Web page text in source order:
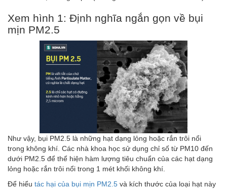
Xem hình 1: Định nghĩa ngắn gọn về bụi
mịn PM2.5
Như vậy, bụi PM2.5 là những hạt dạng lỏng hoặc rắn trôi nổi
trong không khí. Các nhà khoa học sử dụng chỉ số từ PM10 đến
dưới PM2.5 để thể hiện hàm lượng tiêu chuẩn của các hạt dạng
lỏng hoặc rắn trôi nổi trong 1 mét khối không khí.
Để hiểu tác hại của bụi mịn PM2.5 và kích thước của loại hạt này